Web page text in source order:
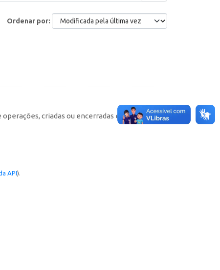
Ordenar por
criadas ou encerradas em cada
API).